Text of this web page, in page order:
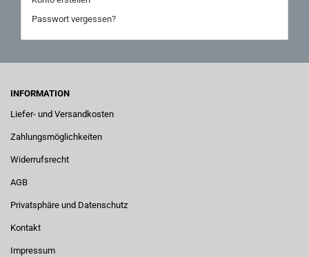
Passwort vergessen?
INFORMATION
Liefer- und Versandkosten
Zahlungsmöglichkeiten
Widerrufsrecht
AGB
Privatsphäre und Datenschutz
Kontakt
Impressum